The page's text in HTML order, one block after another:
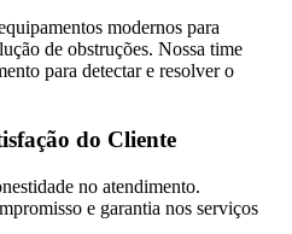
modernos para
de obstruções. Nossa time
para detectar e resolver o
do Cliente
no atendimento.
e garantia nos serviços